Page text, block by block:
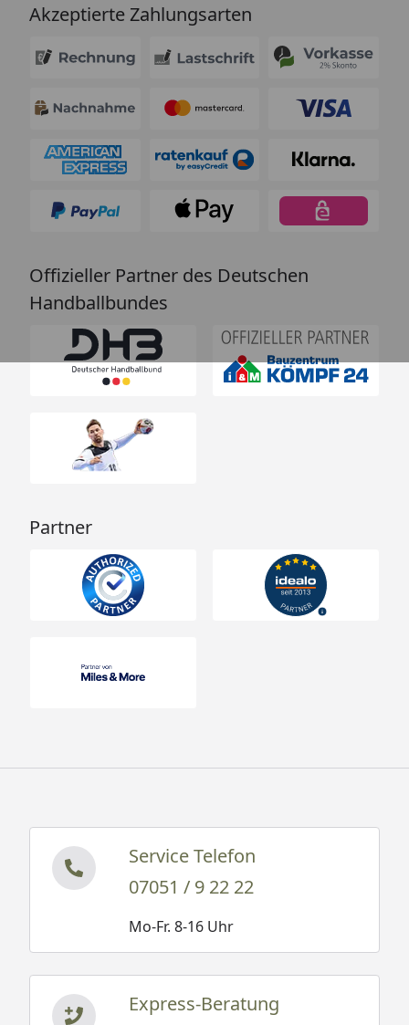
Akzeptierte Zahlungsarten
Offizieller Partner des Deutschen
Handballbundes
Partner
Service Telefon
07051 / 9 22 22
Mo-Fr. 8-16 Uhr
Express-Beratung